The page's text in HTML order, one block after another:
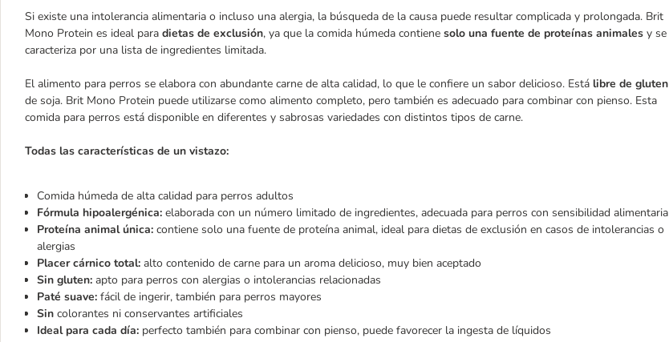
Si existe una intolerancia alimentaria o incluso una alergia, la búsqueda de la causa puede resultar complicada y prolongada. Brit
Mono Protein es ideal para dietas de exclusión, ya que la comida húmeda contiene solo una fuente de proteínas animales y se
caracteriza por una lista de ingredientes limitada.
El alimento para perros se elabora con abundante carne de alta calidad, lo que le confiere un sabor delicioso. Está libre de gluten
de soja. Brit Mono Protein puede utilizarse como alimento completo, pero también es adecuado para combinar con pienso. Esta
comida para perros está disponible en diferentes y sabrosas variedades con distintos tipos de carne.
Todas las características de un vistazo:
Comida húmeda de alta calidad para perros adultos
Fórmula hipoalergénica: elaborada con un número limitado de ingredientes, adecuada para perros con sensibilidad alimentaria
Proteína animal única: contiene solo una fuente de proteína animal, ideal para dietas de exclusión en casos de intolerancias o
alergias
Placer cárnico total: alto contenido de carne para un aroma delicioso, muy bien aceptado
Sin gluten: apto para perros con alergias o intolerancias relacionadas
Paté suave: fácil de ingerir, también para perros mayores
Sin colorantes ni conservantes artificiales
Ideal para cada día: perfecto también para combinar con pienso, puede favorecer la ingesta de líquidos